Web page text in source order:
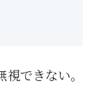
できない。